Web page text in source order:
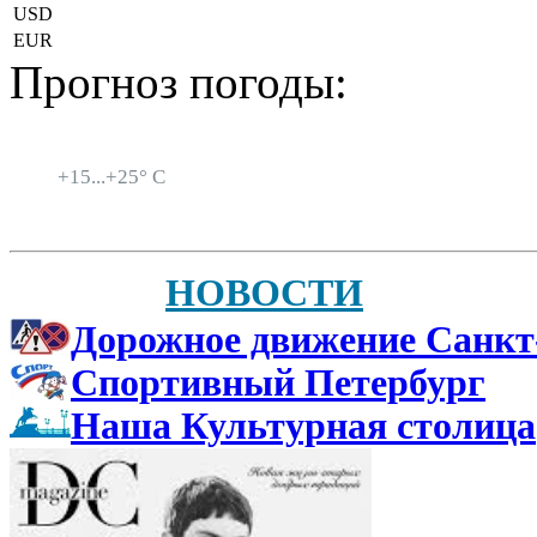
USD
EUR
Прогноз погоды:
+15...+25° C
НОВОСТИ
Дорожное движение
Спортивный Петербург
Наша Культурная столица